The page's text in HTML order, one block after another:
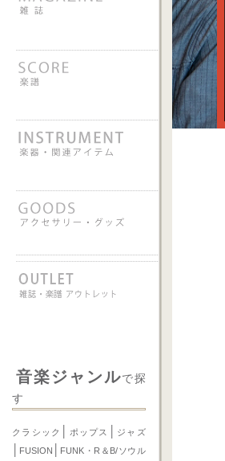
音楽ジャンルで探
す
クラシック ポップス ジャズ
FUSION FUNK・R＆B/ソウル